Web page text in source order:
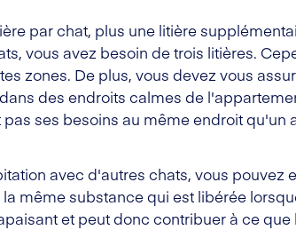
par chat, plus une litière
vous avez besoin de trois litières.
zones. De plus, vous devez vous
des endroits calmes de
ses besoins au même endroit qu'un
avec d'autres chats, vous pouvez
même substance qui est libérée
et peut donc contribuer à ce que